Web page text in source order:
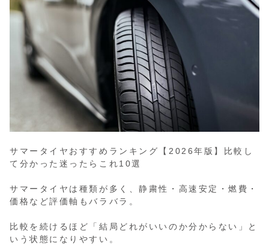
サマータイヤおすすめランキング【2026年版】比較し
て分かった迷ったらこれ10選
サマータイヤは種類が多く、静粛性・高速安定・燃費・
価格など評価軸もバラバラ。
比較を続けるほど「結局どれがいいのか分からない」と
いう状態になりやすい。